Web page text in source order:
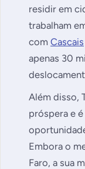
residir em
trabalham
com Cascais
apenas 30
Além disso,
próspera e
Embora o
Faro, a sua